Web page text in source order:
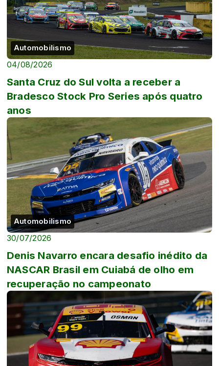
Automobilismo
04/08/2026
Santa Cruz do Sul volta a receber a
Bradesco Stock Pro Series após quatro
anos
Automobilismo
30/07/2026
Denis Navarro encara desafio inédito da
NASCAR Brasil em Cuiabá de olho em
recuperação no campeonato